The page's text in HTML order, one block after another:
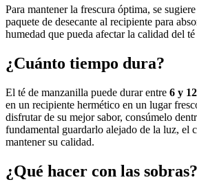
Para mantener la frescura óptima, se
paquete de desecante al recipiente para
humedad que pueda afectar la calidad del
¿Cuánto tiempo dura?
El té de manzanilla puede durar entre 6 y
en un recipiente hermético en un lugar
disfrutar de su mejor sabor, consúmelo
fundamental guardarlo alejado de la luz, el
mantener su calidad.
¿Qué hacer con las sobras?